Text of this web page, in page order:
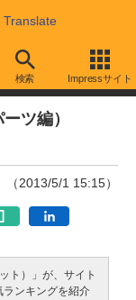
Translate
検索 Impressサイト
ツ編）
（2013/5/1 15:15）
ト）」が、サイト
ンキングを紹介